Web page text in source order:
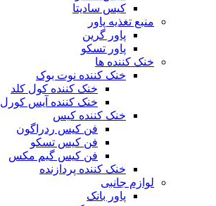
کیس سادیتا
منبع تغذیه‌ پاور
پاور گرین
پاور تسکو
خنک کننده ها
خنک کننده نوت بوک
خنک کننده کول کلد
خنک کننده آیس کورل
خنک کننده کیس
فن کیس ردراگون
فن کیس تسکو
فن کیس گیم مکس
خنک کننده پردازنده
لوازم جانبی
پاور بانک